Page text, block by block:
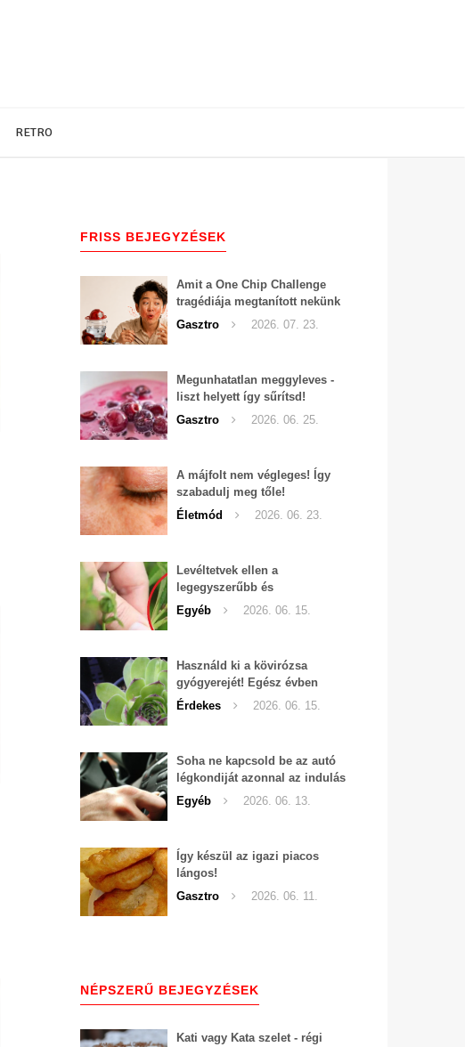
RETRO
FRISS BEJEGYZÉSEK
Amit a One Chip Challenge
tragédiája megtanított nekünk
a csípős kihívásokról
Gasztro 2026. 07. 23.
Megunhatatlan meggyleves -
liszt helyett így sűrítsd!
Gasztro
2026. 06. 25.
A májfolt nem végleges! Így
szabadulj meg tőle!
Életmód
2026. 06. 23.
Levéltetvek ellen a
legegyszerűbb és
leghatékonyabb filléres
háziszer
Egyéb 2026. 06. 15.
Használd ki a kövirózsa
gyógyerejét! Egész évben
hozzáférhető.
Érdekes 2026. 06. 15.
Soha ne kapcsold be az autó
légkondiját azonnal az indulás
után!
Egyéb 2026. 06. 13.
Így készül az igazi piacos
lángos!
Gasztro
2026. 06. 11.
NÉPSZERŰ BEJEGYZÉSEK
Kati vagy Kata szelet - régi